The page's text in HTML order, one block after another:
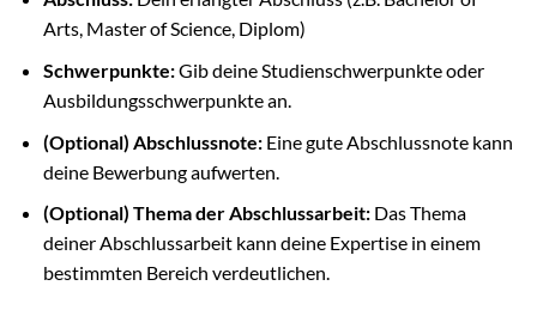
Arts, Master of Science, Diplom)
Schwerpunkte:Gib deine Studienschwerpunkte oder
Ausbildungsschwerpunkte an.
(Optional) Abschlussnote:Eine gute Abschlussnote kann
deine Bewerbung aufwerten.
(Optional) Thema der Abschlussarbeit:Das Thema
deiner Abschlussarbeit kann deine Expertise in einem
bestimmten Bereich verdeutlichen.